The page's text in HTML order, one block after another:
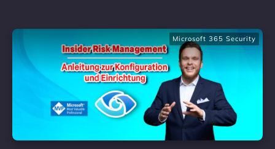
Microsoft 365 Security